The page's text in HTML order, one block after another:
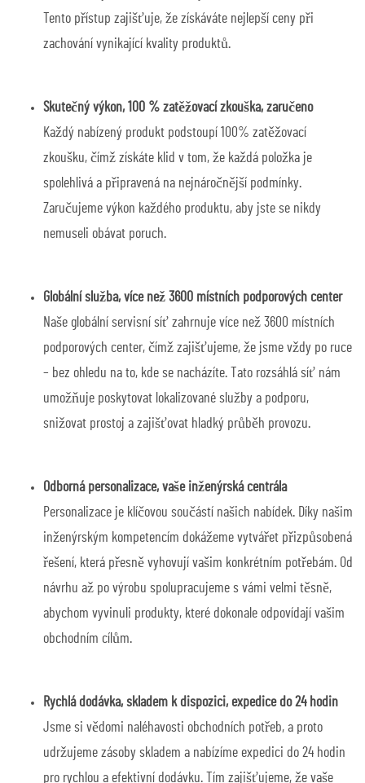
Tento přístup zajišťuje, že získáváte nejlepší ceny při
zachování vynikající kvality produktů.
Skutečný výkon, 100 % zatěžovací zkouška, zaručeno
Každý nabízený produkt podstoupí 100% zatěžovací
zkoušku, čímž získáte klid v tom, že každá položka je
spolehlivá a připravená na nejnáročnější podmínky.
Zaručujeme výkon každého produktu, aby jste se nikdy
nemuseli obávat poruch.
Globální služba, více než 3600 místních podporových center
Naše globální servisní síť zahrnuje více než 3600 místních
podporových center, čímž zajišťujeme, že jsme vždy po ruce
– bez ohledu na to, kde se nacházíte. Tato rozsáhlá síť nám
umožňuje poskytovat lokalizované služby a podporu,
snižovat prostoj a zajišťovat hladký průběh provozu.
Odborná personalizace, vaše inženýrská centrála
Personalizace je klíčovou součástí našich nabídek. Díky našim
inženýrským kompetencím dokážeme vytvářet přizpůsobená
řešení, která přesně vyhovují vašim konkrétním potřebám. Od
návrhu až po výrobu spolupracujeme s vámi velmi těsně,
abychom vyvinuli produkty, které dokonale odpovídají vašim
obchodním cílům.
Rychlá dodávka, skladem k dispozici, expedice do 24 hodin
Jsme si vědomi naléhavosti obchodních potřeb, a proto
udržujeme zásoby skladem a nabízíme expedici do 24 hodin
pro rychlou a efektivní dodávku. Tím zajišťujeme, že vaše